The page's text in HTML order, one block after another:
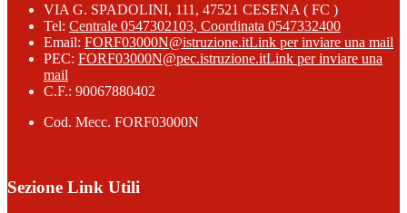
VIA G. SPADOLINI, 111, 47521 CESENA ( FC )
Tel: Centrale 0547302103, Coordinata 0547332400
Email: FORF03000N@istruzione.itLink per inviare una mail
PEC: FORF03000N@pec.istruzione.itLink per inviare una
mail
C.F.: 90067880402
Cod. Mecc. FORF03000N
Sezione Link Utili